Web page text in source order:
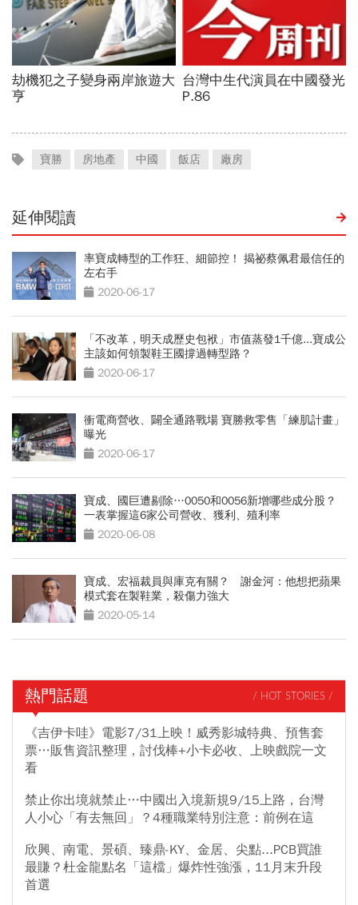
寶勝 房地產 中國 飯店 廠房
延伸閱讀
率寶成轉型的工作狂、細節控！ 揭祕蔡佩君最信任的
左右手
2020-06-17
「不改革，明天成歷史包袱」市值蒸發1千億...寶成公
主該如何領製鞋王國撐過轉型路？
2020-06-17
衝電商營收、闢全通路戰場 寶勝救零售「練肌計畫」
曝光
2020-06-17
寶成、國巨遭剔除…0050和0056新增哪些成分股？
一表掌握這6家公司營收、獲利、殖利率
2020-06-08
寶成、宏福裁員與庫克有關？ 謝金河：他想把蘋果
模式套在製鞋業，殺傷力強大
2020-05-14
熱門話題 / HOT STORIES /
《吉伊卡哇》電影7/31上映！威秀影城特典、預售套
票…販售資訊整理，討伐棒+小卡必收、上映戲院一文
看
禁止你出境就禁止…中國出入境新規9/15上路，台灣
人小心「有去無回」？4種職業特別注意：前例在這
欣興、南電、景碩、臻鼎-KY、金居、尖點...PCB買誰
最賺？杜金龍點名「這檔」爆炸性強漲，11月末升段
首選